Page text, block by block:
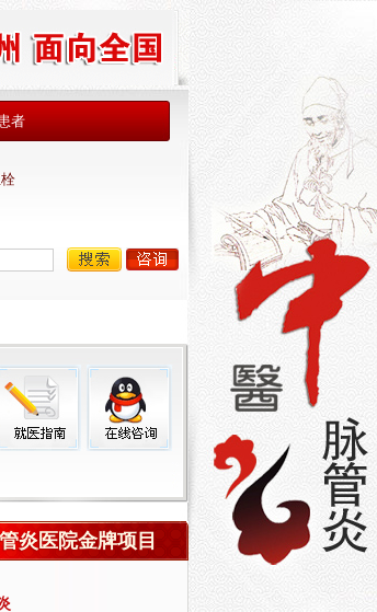
者
炎医院金牌项目